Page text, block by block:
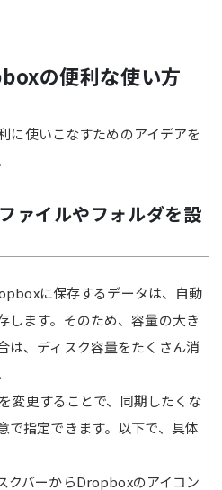
の便利な使い方
に使いこなすためのアイデアを
ァイルやフォルダを設
に保存するデータは、自動
します。そのため、容量の大き
は、ディスク容量をたくさん消
変更することで、同期したくな
で指定できます。以下で、具体
クバーからDropboxのアイコン